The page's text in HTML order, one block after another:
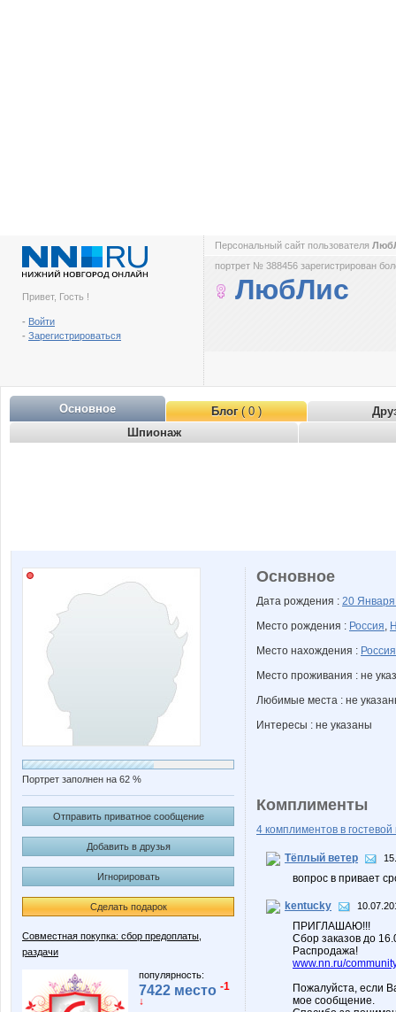
Привет, Гость !
- Войти
- Зарегистрироваться
Персональный сайт пользователя
портрет № 388456 зарегистрирован
ЛюбЛис
Основное Блог( 0 )
Шпионаж
Портрет заполнен на 62 %
Отправить приватное сообщение
Добавить в друзья
Игнорировать
Сделать подарок
Совместная покупка: сбор предоплаты,
раздачи
популярность:
7422 место -1
↓
Основное
Дата рождения : 20
Место рождения : Россия,
Место нахождения : Россия
Место проживания : не
Любимые места : не
Интересы : не указаны
Комплименты
4 комплиментов в гостевой
Тёплый ветер
вопрос в привает
kentucky
ПРИГЛАШАЮ!!!
Сбор заказов до
Распродажа!
www.nn.ru/
Пожалуйста, если
мое сообщение.